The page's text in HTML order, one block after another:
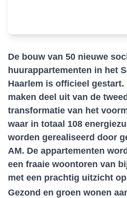
De bouw van 50 nieuwe
huurappartementen in het
Haarlem is officieel gestart.
maken deel uit van de
transformatie van het
waar in totaal 108
worden gerealiseerd door
AM. De appartementen
een fraaie woontoren van
met een prachtig uitzicht
Gezond en groen wonen